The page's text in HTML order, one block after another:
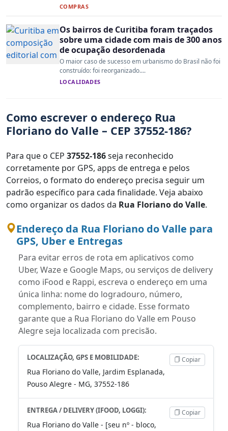
COMPRAS
Os bairros de Curitiba foram traçados
sobre uma cidade com mais de 300 anos
de ocupação desordenada
O maior caso de sucesso em urbanismo do Brasil não foi
construído: foi reorganizado....
LOCALIDADES
Como escrever o endereço Rua
Floriano do Valle – CEP 37552-186?
Para que o CEP 37552-186seja reconhecido
corretamente por GPS, apps de entrega e pelos
Correios, o formato do endereço precisa seguir um
padrão específico para cada finalidade. Veja abaixo
como organizar os dados da Rua Floriano do Valle.
Endereço da Rua Floriano do Valle para
GPS, Uber e Entregas
Para evitar erros de rota em aplicativos como
Uber, Waze e Google Maps, ou serviços de delivery
como iFood e Rappi, escreva o endereço em uma
única linha: nome do logradouro, número,
complemento, bairro e cidade. Esse formato
garante que a Rua Floriano do Valle em Pouso
Alegre seja localizada com precisão.
LOCALIZAÇÃO, GPS E MOBILIDADE:
Rua Floriano do Valle, Jardim Esplanada,
Pouso Alegre - MG, 37552-186
Copiar
ENTREGA / DELIVERY (IFOOD, LOGGI):
Rua Floriano do Valle - [seu nº - bloco,
Copiar